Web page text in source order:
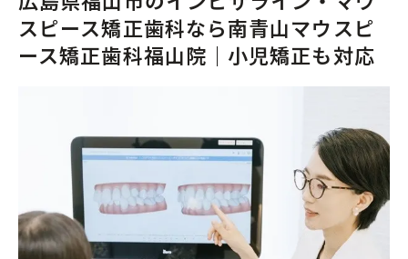
広島県福山市東深津町3-13-33
Googleマップで見る
スピース矯正歯科なら南青山マウスピ
ース矯正歯科福山院｜小児矯正も対応